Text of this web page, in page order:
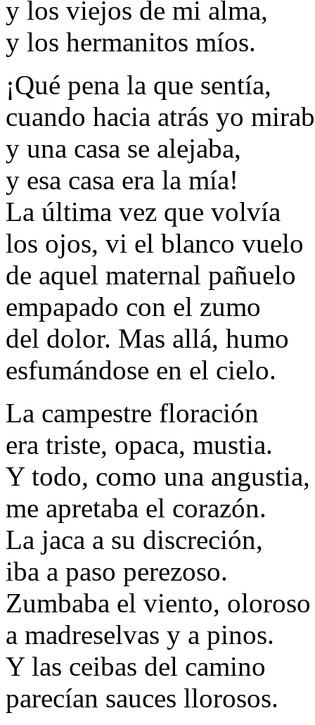
y los viejos de mi alma,
y los hermanitos míos.
¡Qué pena la que sentía,
cuando hacia atrás yo
y una casa se alejaba,
y esa casa era la mía!
La última vez que volvía
los ojos, vi el blanco vuelo
de aquel maternal pañuelo
empapado con el zumo
del dolor. Mas allá, humo
esfumándose en el cielo.
La campestre floración
era triste, opaca, mustia.
Y todo, como una angustia,
me apretaba el corazón.
La jaca a su discreción,
iba a paso perezoso.
Zumbaba el viento, oloroso
a madreselvas y a pinos.
Y las ceibas del camino
parecían sauces llorosos.